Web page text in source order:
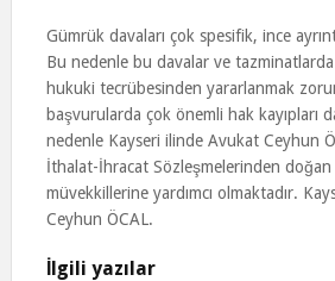
Gümrük davaları çok spesifik, ince
Bu nedenle bu davalar ve
hukuki tecrübesinden yararlanmak
başvurularda çok önemli hak kayıpları
nedenle Kayseri ilinde Avukat Ceyhun
İthalat-İhracat Sözleşmelerinden doğan
müvekkillerine yardımcı olmaktadır.
Ceyhun ÖCAL.
İlgili yazılar